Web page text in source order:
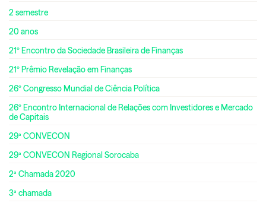
2 semestre
20 anos
21º Encontro da Sociedade Brasileira de Finanças
21º Prêmio Revelação em Finanças
26º Congresso Mundial de Ciência Política
26º Encontro Internacional de Relações com Investidores e Mercado
de Capitais
29ª CONVECON
29ª CONVECON Regional Sorocaba
2ª Chamada 2020
3ª chamada